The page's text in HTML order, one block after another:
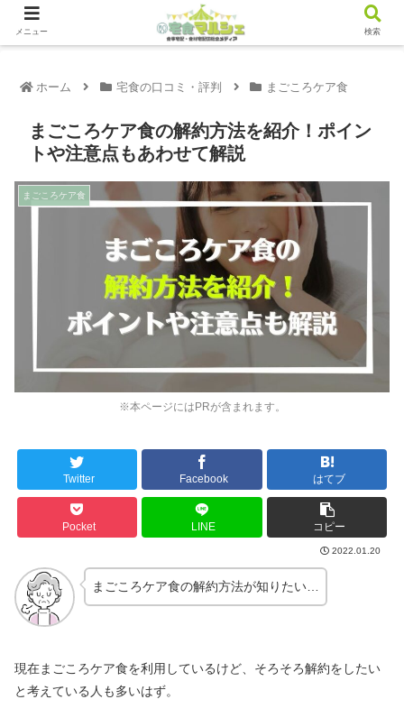
ホーム 宅食の口コミ・評判 まごころケア食
まごころケア食の解約方法を紹介！ポイン
トや注意点もあわせて解説
※本ページにはPRが含まれます。
まごころケア食
Twitter Facebook はてブ
Pocket LINE コピー
2022.01.20
まごころケア食の解約方法が知りたい…
現在まごころケア食を利用しているけど、そろそろ解約をしたい
と考えている人も多いはず。
メニュー 検索